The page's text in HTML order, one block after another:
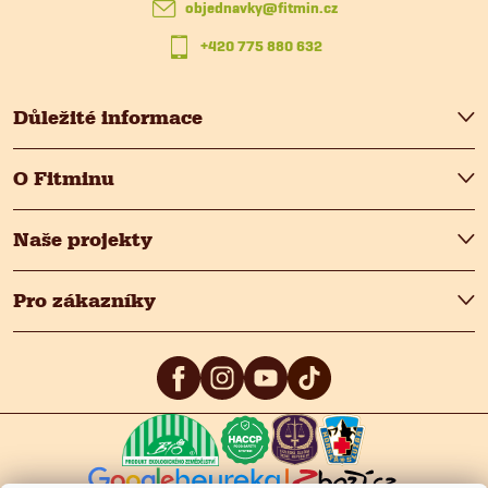
y
v
ý
p
i
s
Důležité informace
O Fitminu
Naše projekty
Pro zákazníky
objednavky@fitmin.cz
+420 775 880 632